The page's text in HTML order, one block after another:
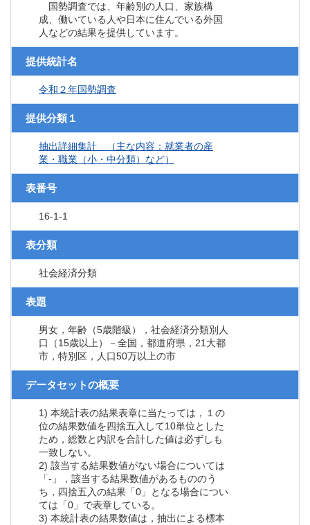
国勢調査では、年齢別の人口、家族構
成、働いている人や日本に住んでいる外国
人などの結果を提供しています。
提供統計名
令和２年国勢調査
提供分類１
抽出詳細集計 （主な内容：就業者の産
業・職業（小・中分類）など）
表番号
16-1-1
表分類
社会経済分類
表題
男女，年齢（5歳階級），社会経済分類別人
口（15歳以上）－全国，都道府県，21大都
市，特別区，人口50万以上の市
データセットの概要
1) 本統計表の結果表章に当たっては，１の
位の結果数値を四捨五入して10単位とした
ため，総数と内訳を合計した値は必ずしも
一致しない。
2) 該当する結果数値がない場合については
「-」，該当する結果数値があるもののう
ち，四捨五入の結果「0」となる場合につい
ては「0」で表章している。
3) 本統計表の結果数値は，抽出による標本